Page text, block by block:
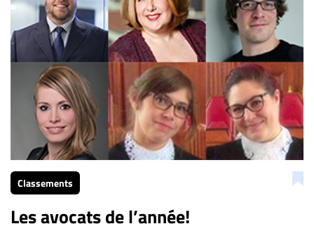
Classements
Les avocats de l’année!